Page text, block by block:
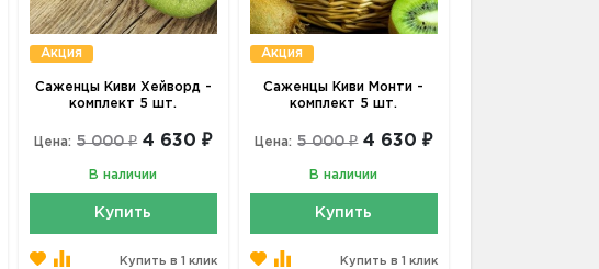
Акция
Саженцы Киви Хейворд -
комплект 5 шт.
Цена: 5 000 ₽ 4 630 ₽
В наличии
Купить
Купить в 1 клик
Акция
Саженцы Киви Монти -
комплект 5 шт.
Цена: 5 000 ₽ 4 630 ₽
В наличии
Купить
Купить в 1 клик